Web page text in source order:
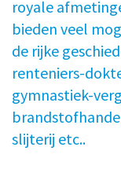
royale
bieden veel
de rijke
renteniers-
gymnastiek-
slijterij etc..